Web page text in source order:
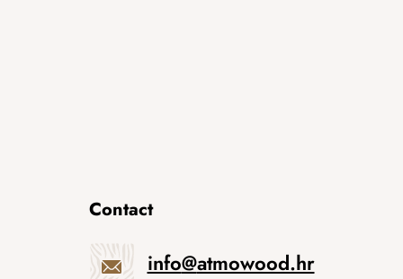
Contact
info@atmowood.hr